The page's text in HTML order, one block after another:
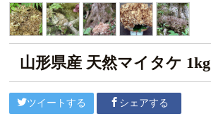
山形県産 天然マイタケ 1kg
ツイートする シェアする